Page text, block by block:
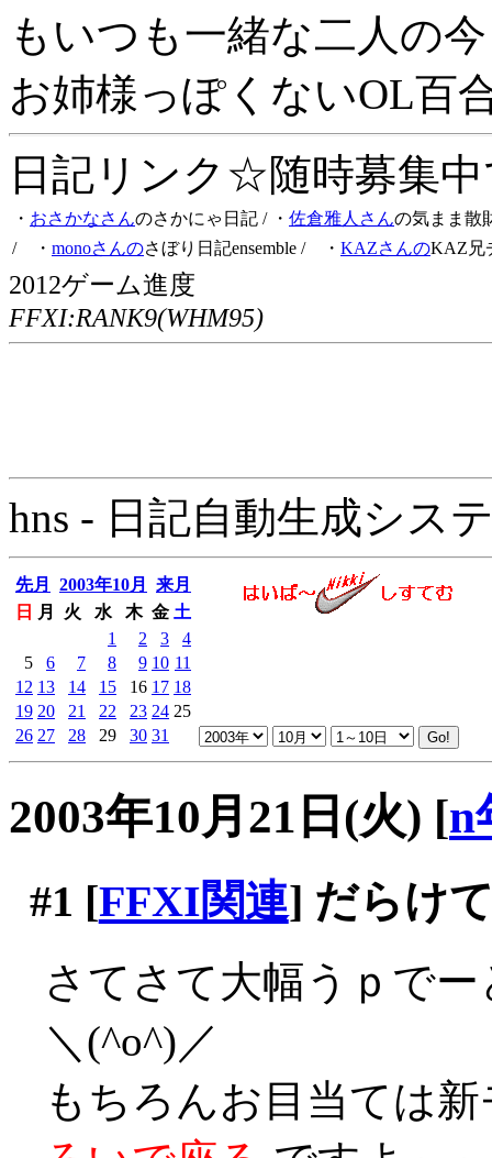
もいつも一緒な二人の
お姉様っぽくないOL百
日記リンク☆随時募集
・ おさかなさんのさかにゃ日記 / ・ 佐倉雅人さんの気まま散
/ ・ monoさんのさぼり日記ensemble / ・ KAZさんのKAZ兄
2012ゲーム進度
FFXI:RANK9(WHM95)
hns - 日記自動生成シス
先月 2003年10月
来月
日
月 火 水 木 金 土
1
2 3
4
5
6 7 8 9 10 11
12 13 14 15 16 17 18
19 20 21 22 23 24 25
26 27 28 29 30 31
2003年10月21日(火) [n
#1 [FFXI関連] だらけ
さてさて大幅うｐで
＼(^o^)／
もちろんお目当ては